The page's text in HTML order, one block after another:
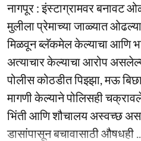
नागपूर : इंस्टाग्रामवर बनावट
मुलीला प्रेमाच्या जाळ्यात
मिळवून ब्लॅकमेल केल्याचा आणि
अत्याचार केल्याचा आरोप
पोलीस कोठडीत पिझ्झा, मऊ
मागणी केल्याने पोलिसही
भिंती आणि शौचालय अस्वच्छ
डासांपासून बचावासाठी औषधही